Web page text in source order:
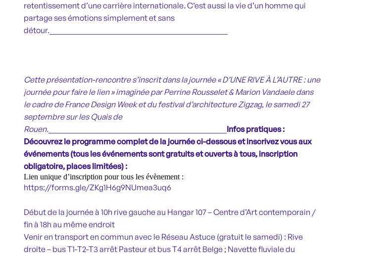
retentissement d’une carrière internationale. C’est aussi la vie d’un homme qui
partage ses émotions simplement et sans
détour.
Cette présentation-rencontre s’inscrit dans la journée « D’UNE RIVE À L’AUTRE : une
journée pour faire le lien » imaginée par Perrine Rousselet & Marion Vandaele dans
le cadre de France Design Week et du festival d’architecture Zigzag, le samedi 27
septembre sur les Quais de
Rouen.
Infos pratiques :
Découvrez le programme complet de la journée ci-dessous et inscrivez vous aux
événements(tous les événements sont gratuits et ouverts à tous, inscription
obligatoire, places limitées) :
Lien unique d’inscription pour tous les évènement :
https://forms.gle/ZKg1H6g9NUmea3uq6
Début de la journée à 10h rive gauche au Hangar 107 – Centre d’Art contemporain /
fin à 18h au même endroit
Venir en transport en commun avec le Réseau Astuce (gratuit le samedi) : Rive
droite – bus T1-T2-T3 arrêt Pasteur et bus T4 arrêt Belge ; Navette fluviale du